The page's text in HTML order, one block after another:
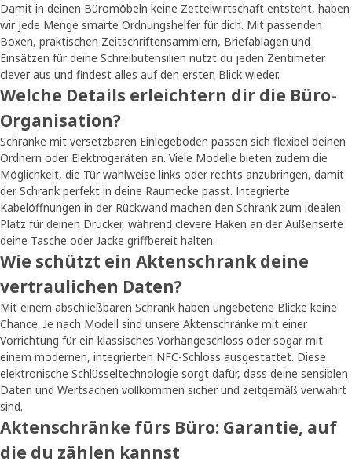
Damit in deinen Büromöbeln keine Zettelwirtschaft entsteht, haben
wir jede Menge smarte Ordnungshelfer für dich. Mit passenden
Boxen, praktischen Zeitschriftensammlern, Briefablagen und
Einsätzen für deine Schreibutensilien nutzt du jeden Zentimeter
clever aus und findest alles auf den ersten Blick wieder.
Welche Details erleichtern dir die Büro-
Organisation?
Schränke mit versetzbaren Einlegeböden passen sich flexibel deinen
Ordnern oder Elektrogeräten an. Viele Modelle bieten zudem die
Möglichkeit, die Tür wahlweise links oder rechts anzubringen, damit
der Schrank perfekt in deine Raumecke passt. Integrierte
Kabelöffnungen in der Rückwand machen den Schrank zum idealen
Platz für deinen Drucker, während clevere Haken an der Außenseite
deine Tasche oder Jacke griffbereit halten.
Wie schützt ein Aktenschrank deine
vertraulichen Daten?
Mit einem abschließbaren Schrank haben ungebetene Blicke keine
Chance. Je nach Modell sind unsere Aktenschränke mit einer
Vorrichtung für ein klassisches Vorhängeschloss oder sogar mit
einem modernen, integrierten NFC-Schloss ausgestattet. Diese
elektronische Schlüsseltechnologie sorgt dafür, dass deine sensiblen
Daten und Wertsachen vollkommen sicher und zeitgemäß verwahrt
sind.
Aktenschränke fürs Büro: Garantie, auf
die du zählen kannst